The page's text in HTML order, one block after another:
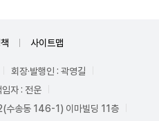
사이트맵
회장·발행인 : 곽영길
자 : 전운
수송동 146-1) 이마빌딩 11층